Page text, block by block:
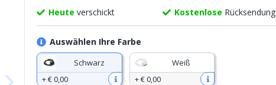
Heute verschickt Kostenlose Rücksendung
Auswählen Ihre Farbe
Schwarz
+€ 0,00
Weiß
+€ 0,00